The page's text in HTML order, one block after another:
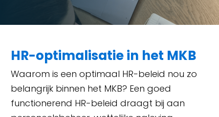
HR-optimalisatie in het MKB
Waarom is een optimaal HR-beleid nou zo
belangrijk binnen het MKB? Een goed
functionerend HR-beleid draagt bij aan